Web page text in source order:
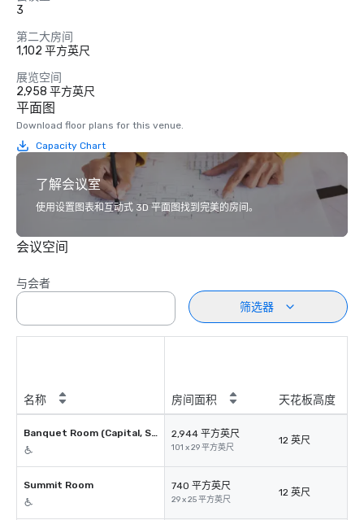
3
第二大房间
1,102 平方英尺
展览空间
2,958 平方英尺
平面图
Download floor plans for this venue.
Capacity Chart
了解会议室
使用设置图表和互动式 3D 平面图找到完美的房间。
会议空间
与会者
筛选器
名称 房间面积 天花板高度
Banquet Room (Capital, Summit, LBJ) 2,944 平方英尺
101 x 29 平方英尺
12 英尺
Summit Room 740 平方英尺
29 x 25 平方英尺
12 英尺